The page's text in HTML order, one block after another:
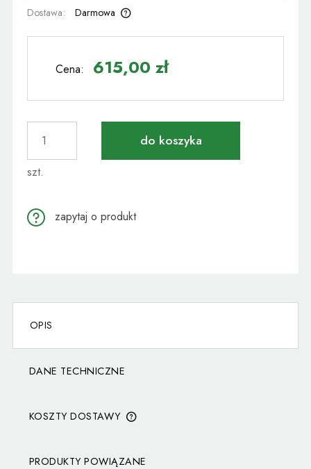
Dostawa:
Darmowa
Cena: 615,00 zł
szt.
do koszyka
zapytaj o produkt
OPIS
DANE TECHNICZNE
KOSZTY DOSTAWY
CENA NIE ZAWIERA EWENTUALNYCH KOSZTÓW
PRODUKTY POWIĄZANE